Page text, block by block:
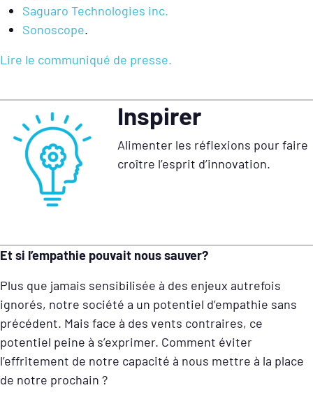
Saguaro Technologies inc.
Sonoscope.
Lire le communiqué de presse.
Inspirer
Alimenter les réflexions pour faire
croître l’esprit d’innovation.
Et si l’empathie pouvait nous sauver?
Plus que jamais sensibilisée à des enjeux autrefois
ignorés, notre société a un potentiel d’empathie sans
précédent. Mais face à des vents contraires, ce
potentiel peine à s’exprimer. Comment éviter
l’effritement de notre capacité à nous mettre à la place
de notre prochain ?